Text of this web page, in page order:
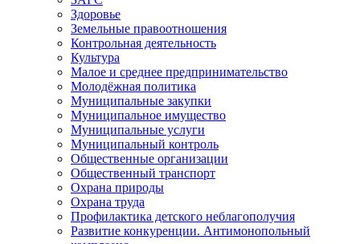
Здоровье
Земельные правоотношения
Контрольная деятельность
Культура
Малое и среднее предпринимательство
Молодёжная политика
Муниципальные закупки
Муниципальное имущество
Муниципальные услуги
Муниципальный контроль
Общественные организации
Общественный транспорт
Охрана природы
Охрана труда
Профилактика детского неблагополучия
Развитие конкуренции. Антимонопольный